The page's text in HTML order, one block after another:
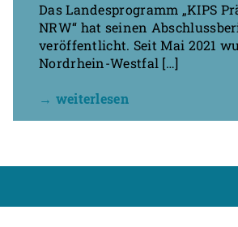
Das Landesprogramm „KIPS
NRW“ hat seinen
veröffentlicht. Seit Mai 2021
Nordrhein-Westfal […]
→ weiterlesen